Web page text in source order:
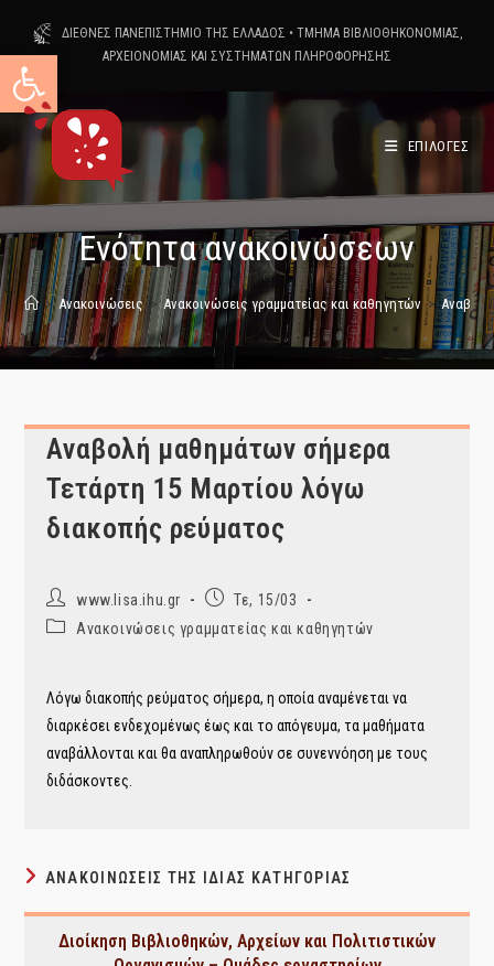
Ανοίξτε τη γραμμή εργαλείων
content
ΔΙΕΘΝΕΣ ΠΑΝΕΠΙΣΤΗΜΙΟ ΤΗΣ ΕΛΛΑΔΟΣ • ΤΜΗΜΑ ΒΙΒΛΙΟΘΗΚΟΝΟΜΙΑΣ,
ΑΡΧΕΙΟΝΟΜΙΑΣ ΚΑΙ ΣΥΣΤΗΜΑΤΩΝ ΠΛΗΡΟΦΟΡΗΣΗΣ
ΕΠΙΛΟΓΕΣ
Ενότητα ανακοινώσεων
> Ανακοινώσεις > Ανακοινώσεις γραμματείας και καθηγητών >
Αναβολή μαθημάτων σήμερα
Τετάρτη 15 Μαρτίου λόγω
διακοπής ρεύματος
Post
author:
www.lisa.ihu.gr
PostΤε, 15/03
PostΑνακοινώσεις γραμματείας και καθηγητών
Λόγω διακοπής ρεύματος σήμερα, η οποία αναμένεται να
διαρκέσει ενδεχομένως έως και το απόγευμα, τα μαθήματα
αναβάλλονται και θα αναπληρωθούν σε συνεννόηση με τους
διδάσκοντες.
ΑΝΑΚΟΙΝΏΣΕΙΣ ΤΗΣ ΊΔΙΑΣ ΚΑΤΗΓΟΡΊΑΣ
Διοίκηση Βιβλιοθηκών, Αρχείων και Πολιτιστικών